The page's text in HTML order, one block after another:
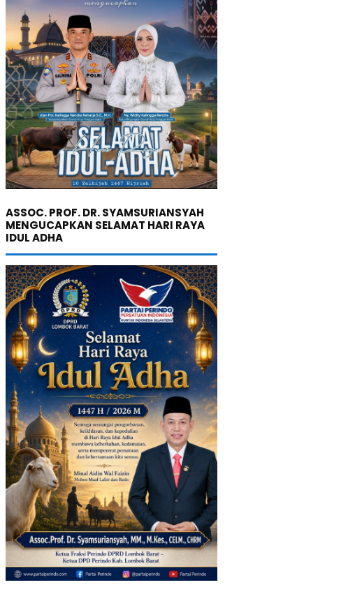
ASSOC. PROF. DR. SYAMSURIANSYAH
MENGUCAPKAN SELAMAT HARI RAYA
IDUL ADHA